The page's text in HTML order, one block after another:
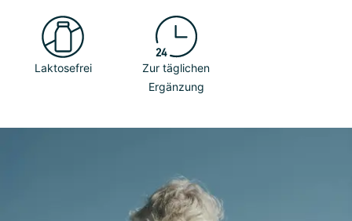
Laktosefrei
Zur täglichen
Ergänzung